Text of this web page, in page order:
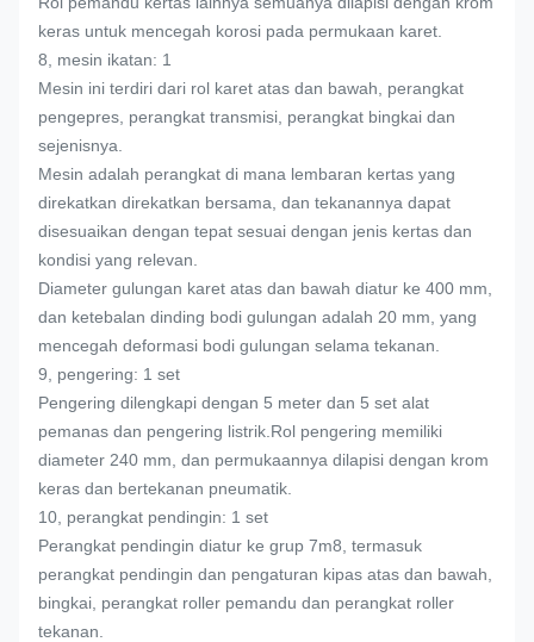
keras untuk mencegah korosi pada permukaan karet.
8, mesin ikatan: 1
Mesin ini terdiri dari rol karet atas dan bawah, perangkat
pengepres, perangkat transmisi, perangkat bingkai dan
sejenisnya.
Mesin adalah perangkat di mana lembaran kertas yang
direkatkan direkatkan bersama, dan tekanannya dapat
disesuaikan dengan tepat sesuai dengan jenis kertas dan
kondisi yang relevan.
Diameter gulungan karet atas dan bawah diatur ke 400 mm,
dan ketebalan dinding bodi gulungan adalah 20 mm, yang
mencegah deformasi bodi gulungan selama tekanan.
9, pengering: 1 set
Pengering dilengkapi dengan 5 meter dan 5 set alat
pemanas dan pengering listrik.Rol pengering memiliki
diameter 240 mm, dan permukaannya dilapisi dengan krom
keras dan bertekanan pneumatik.
10, perangkat pendingin: 1 set
Perangkat pendingin diatur ke grup 7m8, termasuk
perangkat pendingin dan pengaturan kipas atas dan bawah,
bingkai, perangkat roller pemandu dan perangkat roller
tekanan.